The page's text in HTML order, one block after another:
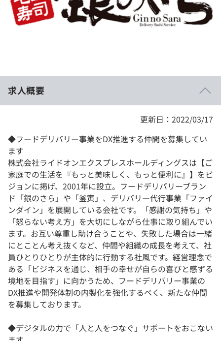
個人向けプラン
契約内容・クーポン
求人概要
更新日：2022/03/17
◆フードデリバリー事業をDX推進する仲間を募集してい
ます
株式会社ライドオンエクスプレスホールディングスは【ご
家庭での生活を『もっと美味しく、もっと便利に』】をビ
ジョンに掲げ、2001年に設立。フードデリバリーブラン
ド「銀のさら」や「釜寅」、デリバリー代行事業「ファイ
ンダイン」を展開している会社です。「感謝の気持ち」や
「怒らない考え方」を大切にしながら仕事に取り組んでい
ます。お互い尊重し助け合うことや、失敗した場合は一緒
にとことん考え抜くなど、仲間や組織の成長を考えて、社
員ひとりひとりが主体的に行動する社風です。経営理念で
ある「ビジネスを通じ、相手の幸せが自らの喜びと感ずる
境地を目指す」に向かうため、フードデリバリー事業の
DX推進や開発体制の内製化を強化するべく、新たな仲間
を募集しております。
◆デジタルの力で「人と人をつなぐ」サポートをおこない